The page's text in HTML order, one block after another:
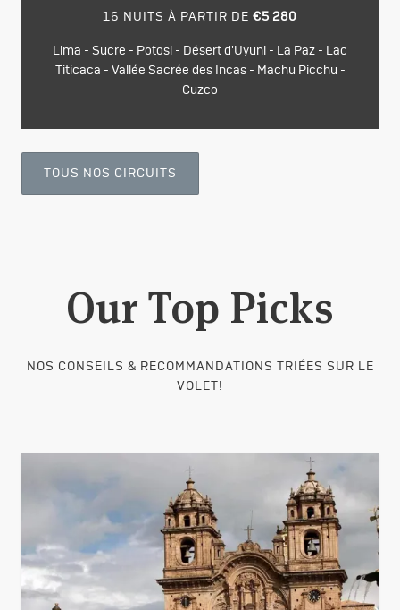
16 NUITS À PARTIR DE €5 280
Lima - Sucre - Potosi - Désert d'Uyuni - La Paz - Lac
Titicaca - Vallée Sacrée des Incas - Machu Picchu -
Cuzco
TOUS NOS CIRCUITS
Our Top Picks
NOS CONSEILS & RECOMMANDATIONS TRIÉES SUR LE
VOLET!